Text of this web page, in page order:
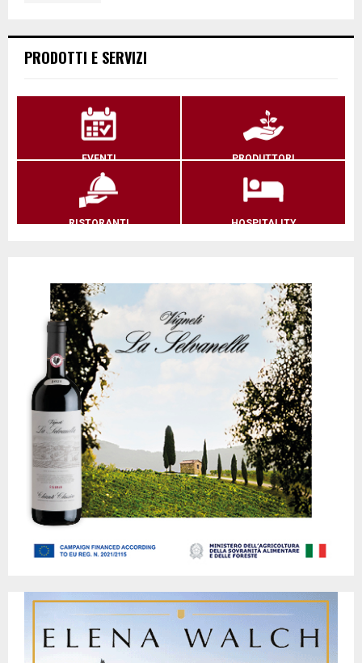
PRODOTTI E SERVIZI
EVENTI PRODUTTORI
RISTORANTI HOSPITALITY